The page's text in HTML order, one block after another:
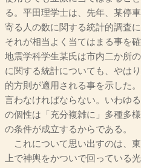
る。平田理学士は、先年、某停
寄る人の数に関する統計的調査
それが相当よく当てはまる事を
地震学科学生某氏は市内二か所
に関する統計についても、やは
的方則が適用される事を示した
言わなければならない。いわゆ
の個性は「充分複雑に」多種多
の条件が成立するからである。
これについて思い出すのは、
上で神輿をかついで回っている